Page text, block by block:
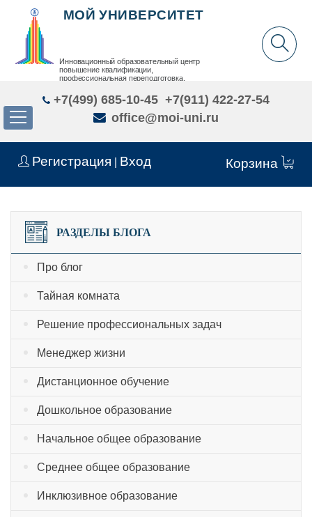
Регистрация Вход Корзина
МОЙ УНИВЕРСИТЕТ
Инновационный образовательный центр
повышение квалификации,
профессиональная переподготовка,
+7(499) 685-10-45 +7(911) 422-27-54
office@moi-uni.ru
РАЗДЕЛЫ БЛОГА
Про блог
Тайная комната
Решение профессиональных задач
Менеджер жизни
Дистанционное обучение
Дошкольное образование
Начальное общее образование
Среднее общее образование
Инклюзивное образование